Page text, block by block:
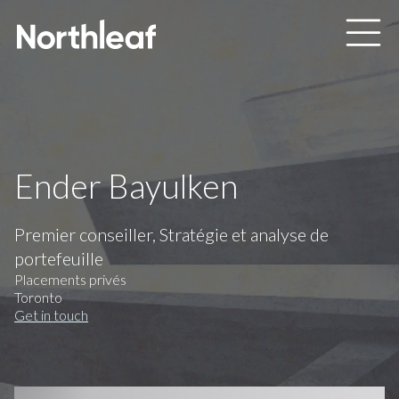
Ender Bayulken
Premier conseiller, Stratégie et analyse de
portefeuille
Placements privés
Toronto
Get in touch